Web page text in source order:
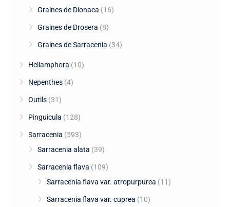
Graines de Dionaea (16)
Graines de Drosera (8)
Graines de Sarracenia (34)
Heliamphora (10)
Nepenthes (4)
Outils (31)
Pinguicula (128)
Sarracenia (593)
Sarracenia alata (39)
Sarracenia flava (109)
Sarracenia flava var. atropurpurea (11)
Sarracenia flava var. cuprea (10)